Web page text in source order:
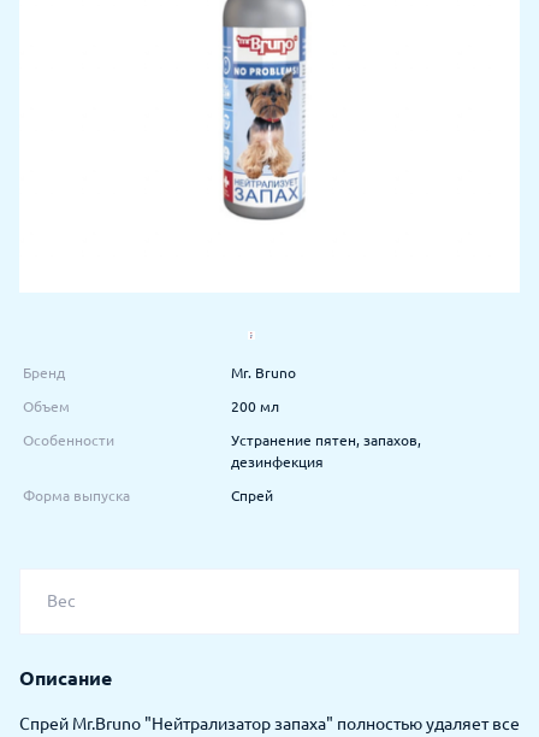
Бренд Mr. Bruno
Объем 200 мл
Особенности
Устранение пятен, запахов,
дезинфекция
Форма выпуска Спрей
Вес
Описание
Спрей Mr.Bruno "Нейтрализатор запаха" полностью удаляет все